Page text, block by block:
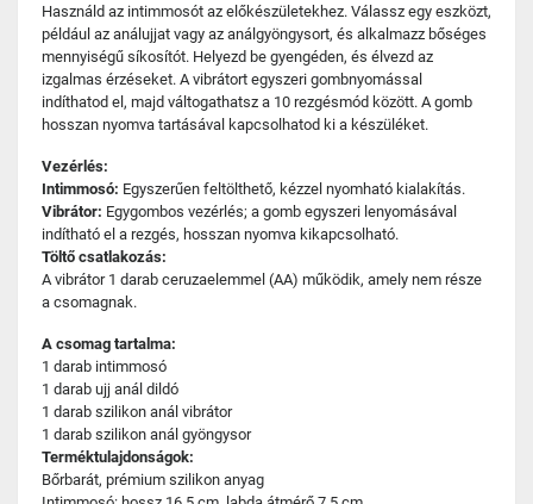
Használd az intimmosót az előkészületekhez. Válassz egy eszközt,
például az análujjat vagy az análgyöngysort, és alkalmazz bőséges
mennyiségű síkosítót. Helyezd be gyengéden, és élvezd az
izgalmas érzéseket. A vibrátort egyszeri gombnyomással
indíthatod el, majd váltogathatsz a 10 rezgésmód között. A gomb
hosszan nyomva tartásával kapcsolhatod ki a készüléket.
Vezérlés:
Intimmosó: Egyszerűen feltölthető, kézzel nyomható kialakítás.
Vibrátor: Egygombos vezérlés; a gomb egyszeri lenyomásával
indítható el a rezgés, hosszan nyomva kikapcsolható.
Töltő csatlakozás:
A vibrátor 1 darab ceruzaelemmel (AA) működik, amely nem része
a csomagnak.
A csomag tartalma:
1 darab intimmosó
1 darab ujj anál dildó
1 darab szilikon anál vibrátor
1 darab szilikon anál gyöngysor
Terméktulajdonságok:
Bőrbarát, prémium szilikon anyag